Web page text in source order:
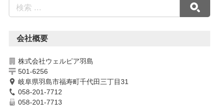
会社概要
株式会社ウェルピア羽島
501-6256
岐阜県羽島市福寿町千代田三丁目31
058-201-7712
058-201-7713